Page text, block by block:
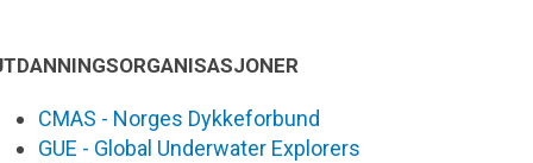
CMAS - Norges Dykkeforbund
GUE - Global Underwater Explorers